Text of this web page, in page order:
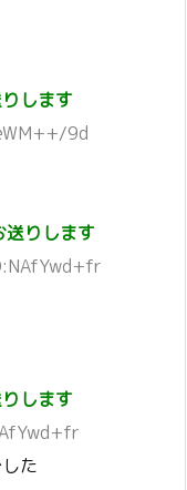
します
9d
送りします
します
た